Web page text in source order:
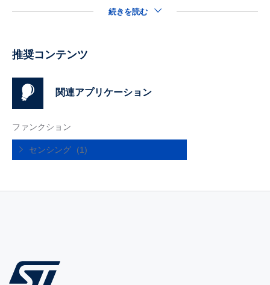
続きを読む
推奨コンテンツ
関連アプリケーション
ファンクション
センシング (1)